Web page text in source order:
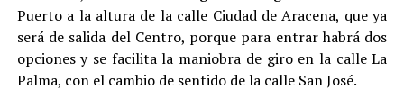
Puerto a la altura de la calle Ciudad de Aracena, que ya
será de salida del Centro, porque para entrar habrá dos
opciones y se facilita la maniobra de giro en la calle La
Palma, con el cambio de sentido de la calle San José.